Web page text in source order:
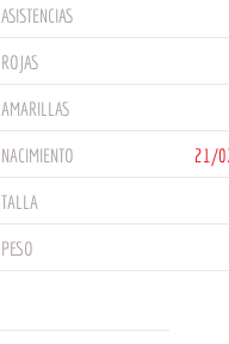
ASISTENCIAS
ROJAS
AMARILLAS
NACIMIENTO 21/
TALLA
PESO